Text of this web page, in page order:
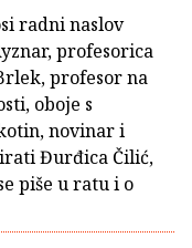
radni naslov
profesorica
profesor na
oboje s
novinar i
Đurđica Čilić,
piše u ratu i o